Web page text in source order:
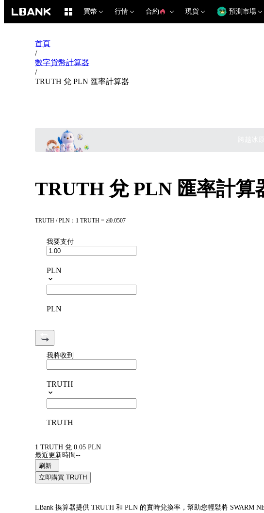
買幣 行情 合約 現貨 預測市場
首頁
/
數字貨幣計算器
/
TRUTH 兌 PLN 匯率計算器
跨越冰
TRUTH 兌 PLN 匯率計算
TRUTH / PLN：1 TRUTH = zł0.0507
我要支付
PLN
PLN
我將收到
TRUTH
TRUTH
1 TRUTH 兌 0.05 PLN
最近更新時間--
刷新
立即購買 TRUTH
LBank 換算器提供 TRUTH 和 PLN 的實時兌換率，幫助您輕鬆將 SWARM